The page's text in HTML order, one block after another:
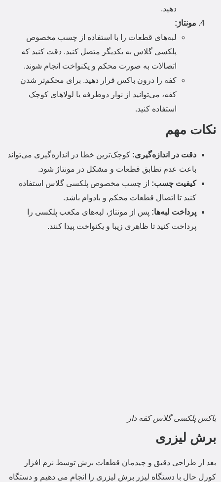
دهید.
مونتاژ:
لبه‌های قطعات را با استفاده از چسب مخصوص
پلکسی گلاس به یکدیگر متصل کنید. دقت کنید که
اتصالات به صورت محکم و یکنواخت انجام شوند.
کفه را درون باکس قرار دهید. برای محکم‌تر شدن
کفه، می‌توانید از نوار دوطرفه یا لولاهای کوچک
استفاده کنید.
نکات مهم
دقت در اندازه‌گیری: کوچک‌ترین خطا در اندازه‌گیری می‌تواند
باعث عدم تطابق قطعات و مشکل در مونتاژ شود.
کیفیت چسب: از چسب مخصوص پلکسی گلاس استفاده
کنید تا اتصال قطعات محکم و بادوام باشد.
پرداخت لبه‌ها: پس از مونتاژ، لبه‌های مکعب پلکسی را
پرداخت کنید تا ظاهری زیبا و یکنواخت پیدا کنند.
باکس پلکسی گلاس کفه دار
برش لیزری
بعد از طراحی دقیق و چیدمان قطعات برش توسط نرم افزار
کورل حال با دستگاه لیزر برش لیزری را انجام می دهیم و دستگاه